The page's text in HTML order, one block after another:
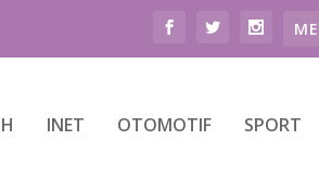
INET OTOMOTIF SPORT